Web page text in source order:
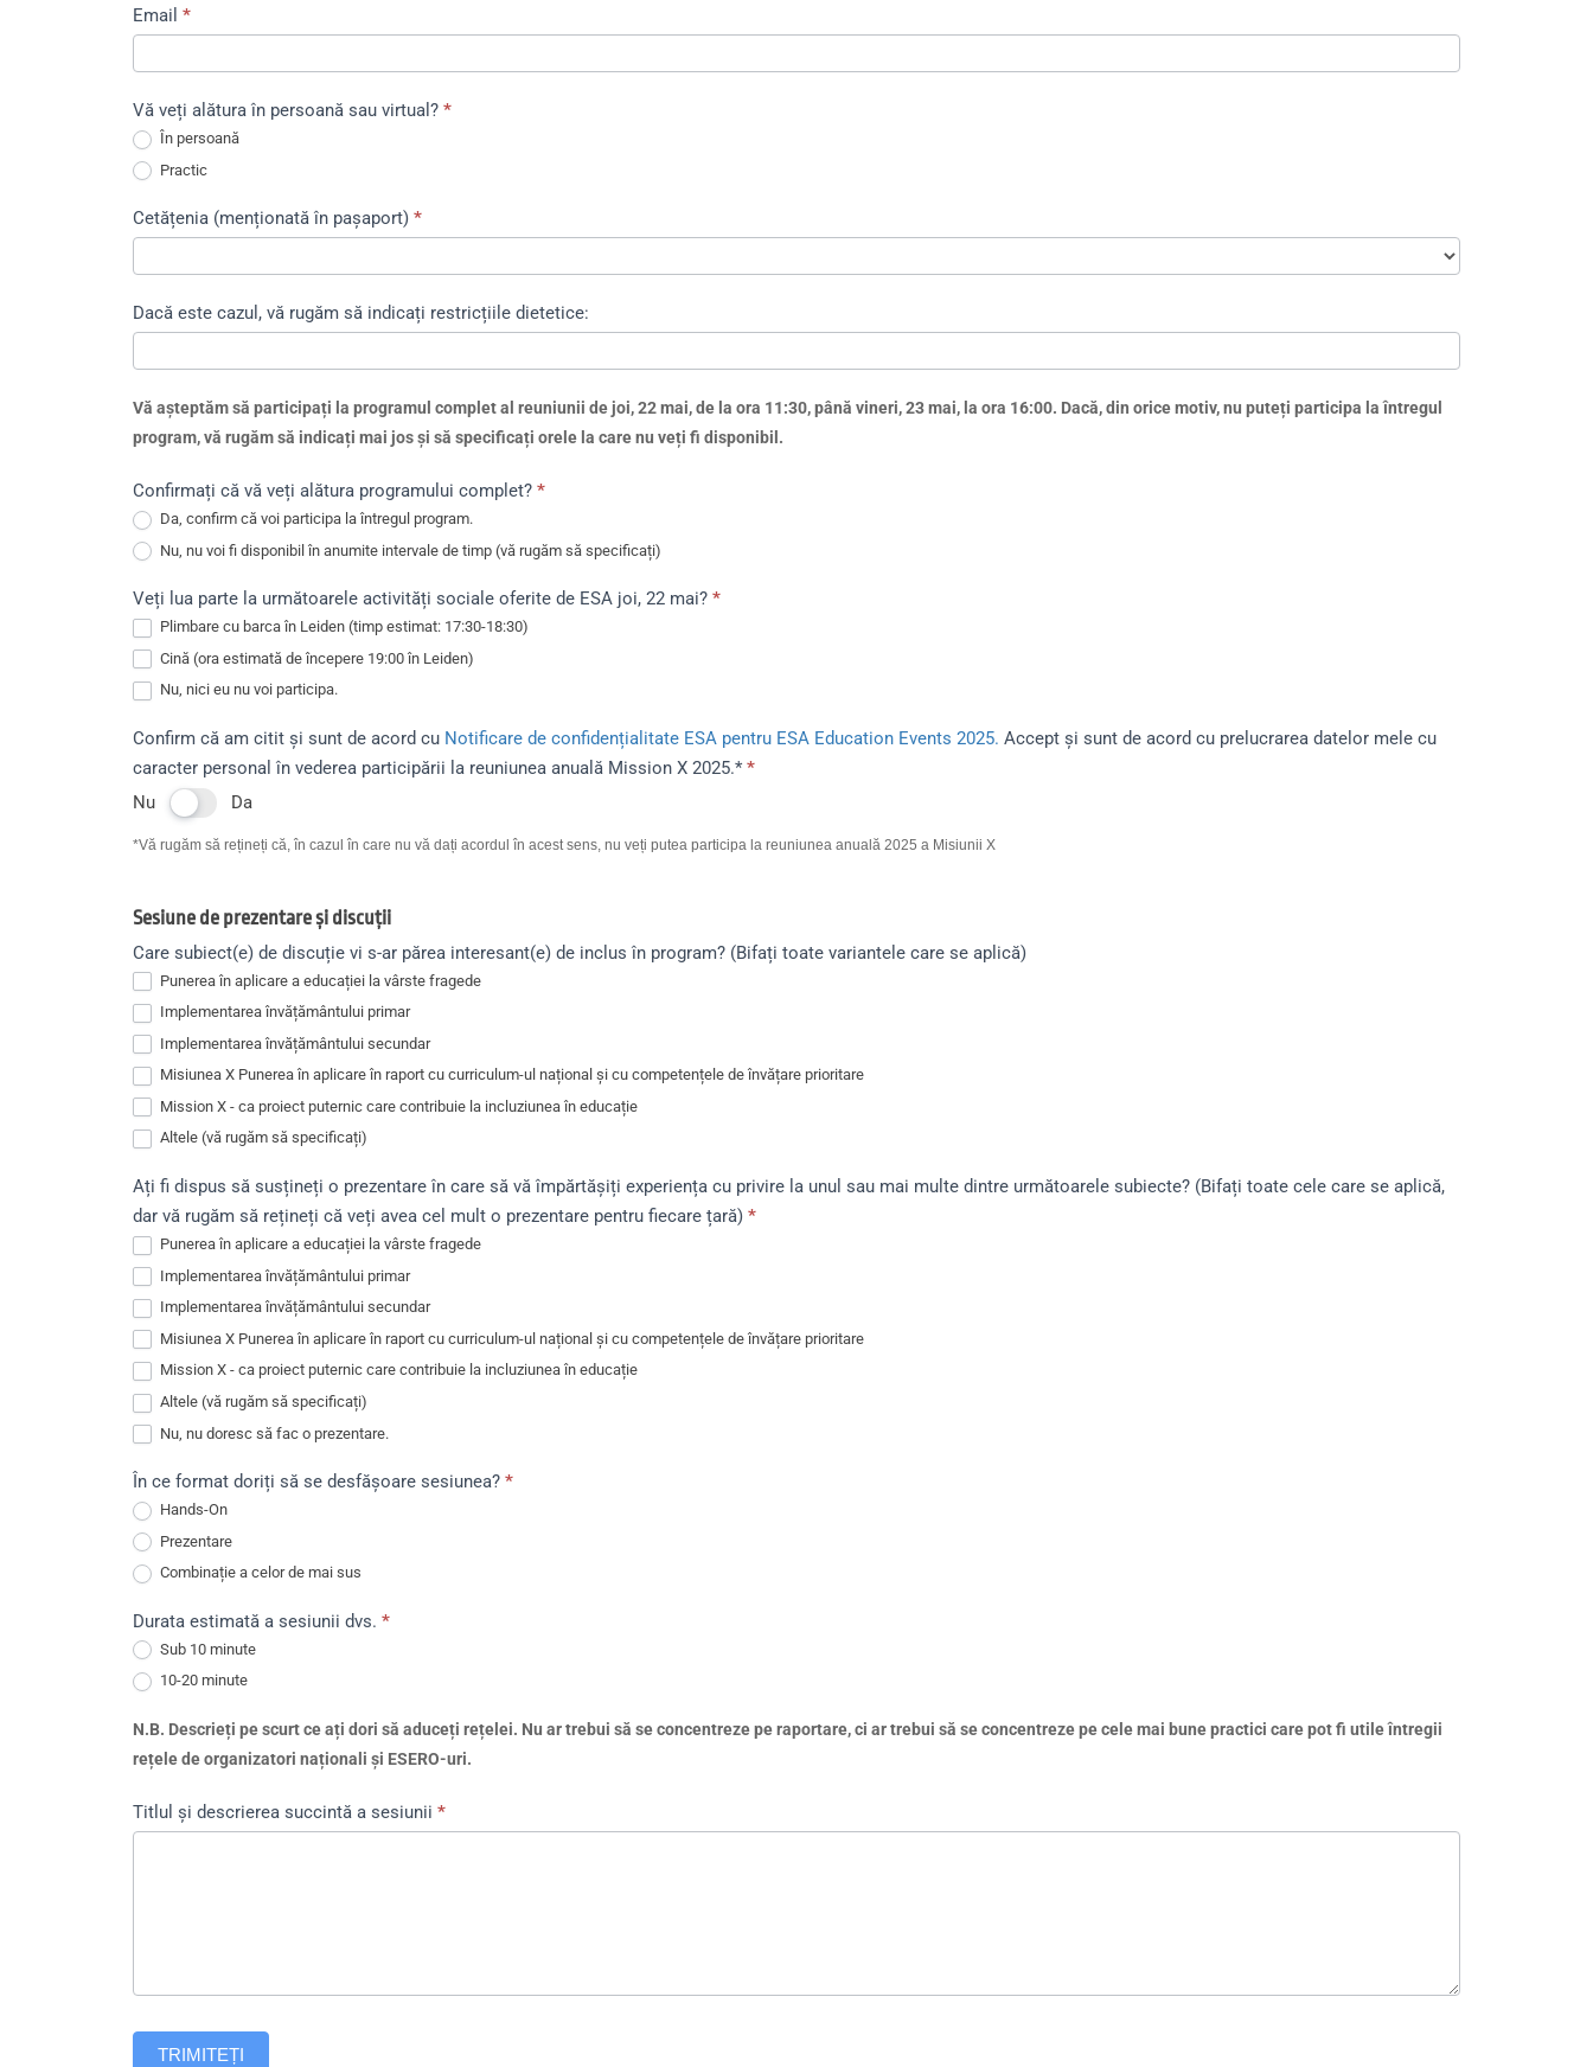
Email *
Vă veți alătura în persoană sau virtual? *
În persoană
Practic
Cetățenia (menționată în pașaport) *
Dacă este cazul, vă rugăm să indicați restricțiile dietetice:
Vă așteptăm să participați la programul complet al reuniunii de joi, 22 mai, de la ora 11:30, până vineri, 23 mai, la ora 16:00. Dacă, din orice motiv, nu puteți participa la întregul
program, vă rugăm să indicați mai jos și să specificați orele la care nu veți fi disponibil.
Confirmați că vă veți alătura programului complet? *
Da, confirm că voi participa la întregul program.
Nu, nu voi fi disponibil în anumite intervale de timp (vă rugăm să specificați)
Veți lua parte la următoarele activități sociale oferite de ESA joi, 22 mai? *
Plimbare cu barca în Leiden (timp estimat: 17:30-18:30)
Cină (ora estimată de începere 19:00 în Leiden)
Nu, nici eu nu voi participa.
Confirm că am citit și sunt de acord cu Notificare de confidențialitate ESA pentru ESA Education Events 2025. Accept și sunt de acord cu prelucrarea datelor mele cu
caracter personal în vederea participării la reuniunea anuală Mission X 2025.* *
Nu
Da
*Vă rugăm să rețineți că, în cazul în care nu vă dați acordul în acest sens, nu veți putea participa la reuniunea anuală 2025 a Misiunii X
Sesiune de prezentare și discuții
Care subiect(e) de discuție vi s-ar părea interesant(e) de inclus în program? (Bifați toate variantele care se aplică)
Punerea în aplicare a educației la vârste fragede
Implementarea învățământului primar
Implementarea învățământului secundar
Misiunea X Punerea în aplicare în raport cu curriculum-ul național și cu competențele de învățare prioritare
Mission X - ca proiect puternic care contribuie la incluziunea în educație
Altele (vă rugăm să specificați)
Ați fi dispus să susțineți o prezentare în care să vă împărtășiți experiența cu privire la unul sau mai multe dintre următoarele subiecte? (Bifați toate cele care se aplică,
dar vă rugăm să rețineți că veți avea cel mult o prezentare pentru fiecare țară) *
Punerea în aplicare a educației la vârste fragede
Implementarea învățământului primar
Implementarea învățământului secundar
Misiunea X Punerea în aplicare în raport cu curriculum-ul național și cu competențele de învățare prioritare
Mission X - ca proiect puternic care contribuie la incluziunea în educație
Altele (vă rugăm să specificați)
Altele (vă rugăm să specificați)
Nu, nu doresc să fac o prezentare.
În ce format doriți să se desfășoare sesiunea? *
Hands-On
Prezentare
Combinație a celor de mai sus
Durata estimată a sesiunii dvs. *
Sub 10 minute
10-20 minute
N.B. Descrieți pe scurt ce ați dori să aduceți rețelei. Nu ar trebui să se concentreze pe raportare, ci ar trebui să se concentreze pe cele mai bune practici care pot fi utile întregii
rețele de organizatori naționali și ESERO-uri.
Titlul și descrierea succintă a sesiunii *
TRIMITEȚI